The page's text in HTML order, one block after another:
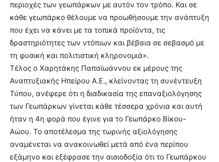
περιοχές των γεωπάρκων με αυτόν τον τρόπο. Και σε
κάθε γεωπάρκο θέλουμε να προωθήσουμε την ανάπτυξη
που έχει να κάνει με τα τοπικά προϊόντα, τις
δραστηριότητες των ντόπιων και βέβαια σε σεβασμό με
τη φυσική και πολιτιστική κληρονομιά».
Τέλος ο Χαρητάκης Παπαϊωάννου εκ μέρους της
Αναπτυξιακής Ηπείρου Α.Ε., κλείνοντας τη συνέντευξη
Τύπου, ανέφερε ότι η διαδικασία της επαναξιολόγησης
των Γεωπάρκων γίνεται κάθε τέσσερα χρόνια και αυτή
ήταν η 4η φορά που έγινε για το Γεωπάρκο Βίκου-
Αώου. Το αποτέλεσμα της τωρινής αξιολόγησης
αναμένεται να ανακοινωθεί μετά από ένα περίπου
εξάμηνο και εξέφρασε την αισιοδοξία ότι το Γεωπάρκου